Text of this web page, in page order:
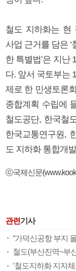
철도 지하화는 현
사업 근거를 담은
한 특별법’은 지난
다. 앞서 국토부는
제로 한 민생토론
종합계획 수립에
철도공단, 한국철
한국교통연구원,
도 지하화 통합개
ⓒ국제신문
관련기사
‘철도지하화 지자